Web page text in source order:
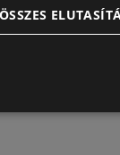
ÖSSZES